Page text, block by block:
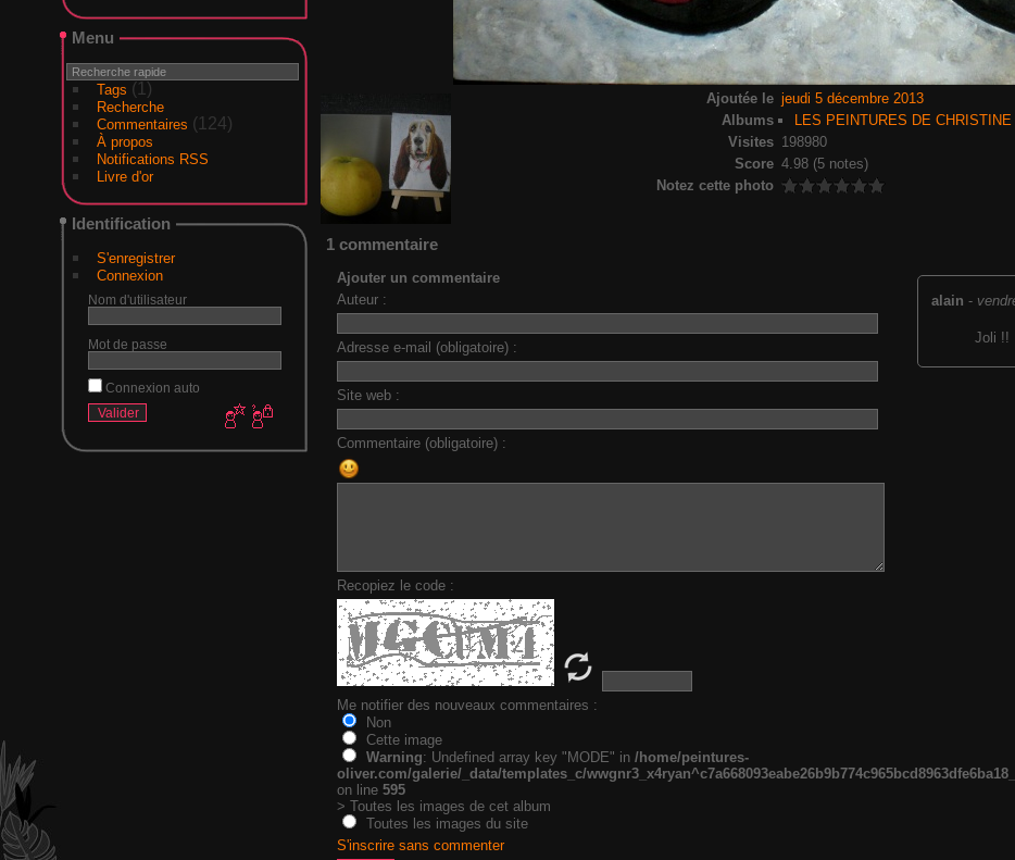
Menu
Tags (1)
Recherche
Commentaires (124)
À propos
Notifications RSS
Livre d'or
Identification
S'enregistrer
Connexion
Nom d'utilisateur
Mot de passe
Connexion auto
Ajoutée le jeudi 5 décembre 2013
Albums
LES PEINTURES DE CHRISTINE
Visites 198980
Score 4.98 (5 notes)
Notez cette photo
1 commentaire
Ajouter un commentaire
Auteur :
Adresse e-mail (obligatoire) :
Site web :
Commentaire (obligatoire) :
Recopiez le code :
Me notifier des nouveaux commentaires :
Non
Cette image
Warning: Undefined array key "MODE" in/home/peintures-
oliver.com/galerie/_data/templates_c/
on line595
> Toutes les images de cet album
Toutes les images du site
S'inscrire sans commenter
alain -
Joli !!